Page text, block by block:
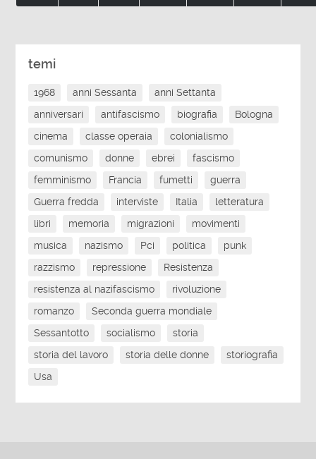
temi
1968 anni Sessanta
anni Settanta
anniversari
antifascismo biografia
Bologna
cinema
classe operaia
colonialismo
comunismo
donne ebrei
fascismo
femminismo
Francia fumetti
guerra
Guerra fredda
interviste Italia
letteratura
libri
memoria migrazioni
movimenti
musica
nazismo Pci politica
punk
razzismo
repressione
Resistenza
resistenza al nazifascismo
rivoluzione
romanzo
Seconda guerra mondiale
Sessantotto
socialismo
storia
storia del lavoro
storia delle donne
storiografia
Usa